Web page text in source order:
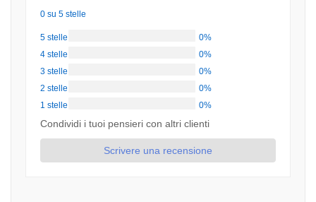
0 su 5 stelle
5 stelle
0%
4 stelle
0%
3 stelle
0%
2 stelle
0%
1 stelle
0%
Condividi i tuoi pensieri con altri clienti
Scrivere una recensione